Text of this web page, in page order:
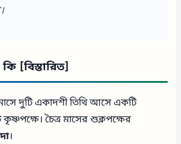
[বিস্তারিত]
মাসে দুটি একাদশী তিথি আসে একটি
চৈত্র মাসের শুক্লপক্ষের
।